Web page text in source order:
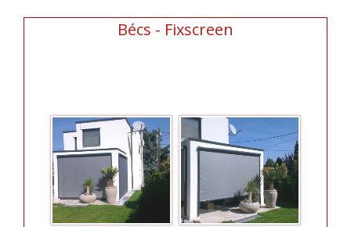
Bécs - Fixscreen